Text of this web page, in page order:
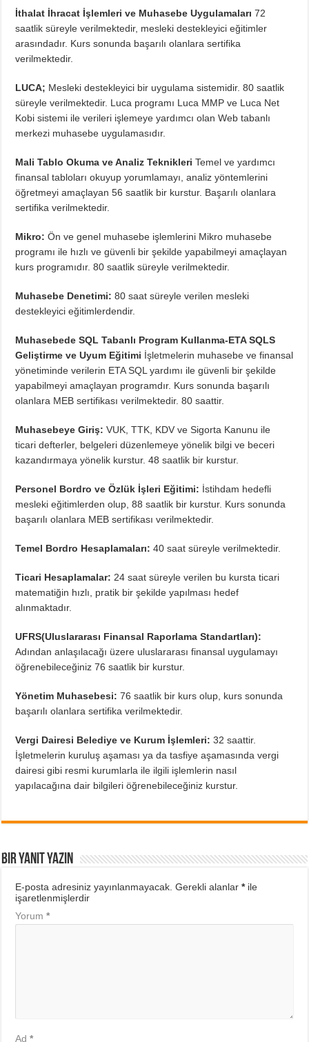
İthalat İhracat İşlemleri ve Muhasebe Uygulamaları 72
saatlik süreyle verilmektedir, mesleki destekleyici eğitimler
arasındadır. Kurs sonunda başarılı olanlara sertifika
verilmektedir.
LUCA; Mesleki destekleyici bir uygulama sistemidir. 80 saatlik
süreyle verilmektedir. Luca programı Luca MMP ve Luca Net
Kobi sistemi ile verileri işlemeye yardımcı olan Web tabanlı
merkezi muhasebe uygulamasıdır.
Mali Tablo Okuma ve Analiz Teknikleri Temel ve yardımcı
finansal tabloları okuyup yorumlamayı, analiz yöntemlerini
öğretmeyi amaçlayan 56 saatlik bir kurstur. Başarılı olanlara
sertifika verilmektedir.
Mikro: Ön ve genel muhasebe işlemlerini Mikro muhasebe
programı ile hızlı ve güvenli bir şekilde yapabilmeyi amaçlayan
kurs programıdır. 80 saatlik süreyle verilmektedir.
Muhasebe Denetimi: 80 saat süreyle verilen mesleki
destekleyici eğitimlerdendir.
Muhasebede SQL Tabanlı Program Kullanma-ETA SQLS
Geliştirme ve Uyum Eğitimi İşletmelerin muhasebe ve finansal
yönetiminde verilerin ETA SQL yardımı ile güvenli bir şekilde
yapabilmeyi amaçlayan programdır. Kurs sonunda başarılı
olanlara MEB sertifikası verilmektedir. 80 saattir.
Muhasebeye Giriş: VUK, TTK, KDV ve Sigorta Kanunu ile
ticari defterler, belgeleri düzenlemeye yönelik bilgi ve beceri
kazandırmaya yönelik kurstur. 48 saatlik bir kurstur.
Personel Bordro ve Özlük İşleri Eğitimi: İstihdam hedefli
mesleki eğitimlerden olup, 88 saatlik bir kurstur. Kurs sonunda
başarılı olanlara MEB sertifikası verilmektedir.
Temel Bordro Hesaplamaları: 40 saat süreyle verilmektedir.
Ticari Hesaplamalar: 24 saat süreyle verilen bu kursta ticari
matematiğin hızlı, pratik bir şekilde yapılması hedef
alınmaktadır.
UFRS(Uluslararası Finansal Raporlama Standartları):
Adından anlaşılacağı üzere uluslararası finansal uygulamayı
öğrenebileceğiniz 76 saatlik bir kurstur.
Yönetim Muhasebesi: 76 saatlik bir kurs olup, kurs sonunda
başarılı olanlara sertifika verilmektedir.
Vergi Dairesi Belediye ve Kurum İşlemleri: 32 saattir.
İşletmelerin kuruluş aşaması ya da tasfiye aşamasında vergi
dairesi gibi resmi kurumlarla ile ilgili işlemlerin nasıl
yapılacağına dair bilgileri öğrenebileceğiniz kurstur.
Bir yanıt yazın
E-posta adresiniz yayınlanmayacak. Gerekli alanlar*ile
işaretlenmişlerdir
Yorum*
Ad*